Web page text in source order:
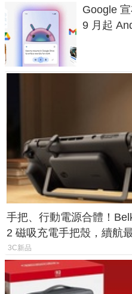
Google
9 月起
手把、行動電源合體！
2 磁吸充電手把殼，續航
倍
3C新品